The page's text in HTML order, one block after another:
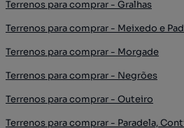
Terrenos para comprar - Gralhas
Terrenos para comprar - Meixedo e
Terrenos para comprar - Morgade
Terrenos para comprar - Negrões
Terrenos para comprar - Outeiro
Terrenos para comprar - Paradela,